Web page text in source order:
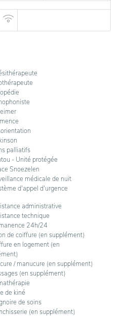
palliatifs
- Unité protégée
Snoezelen
médicale de nuit
d'appel d'urgence
administrative
technique
24h/24
de coiffure (en supplément)
en logement (en
/ manucure (en supplément)
(en supplément)
de kiné
de soins
(en supplément)